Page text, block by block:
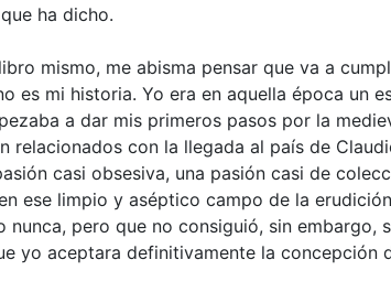
ha dicho.
mismo, me abisma pensar que va a
es mi historia. Yo era en aquella época un
a dar mis primeros pasos por la
relacionados con la llegada al país de
casi obsesiva, una pasión casi de
ese limpio y aséptico campo de la
nunca, pero que no consiguió, sin embargo,
yo aceptara definitivamente la concepción